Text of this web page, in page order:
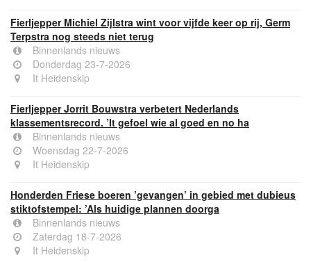
Fierljepper Michiel Zijlstra wint voor vijfde keer op rij, Germ
Terpstra nog steeds niet terug
Binnenlands nieuws
Donderdag 23-7-2026
It Heidenskip
Fierljepper Jorrit Bouwstra verbetert Nederlands
klassementsrecord. ’It gefoel wie al goed en no ha
Binnenlands nieuws
Woensdag 22-7-2026
It Heidenskip
Honderden Friese boeren ’gevangen’ in gebied met dubieus
stiktofstempel: ’Als huidige plannen doorga
Binnenlands nieuws
Zaterdag 18-7-2026
It Heidenskip